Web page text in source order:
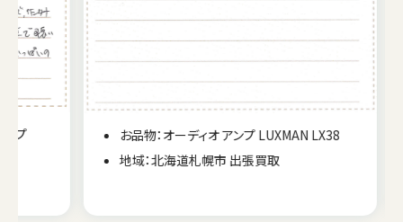
お品物：オーディオ アンプ LUXMAN LX38
地域：北海道札幌市 出張買取